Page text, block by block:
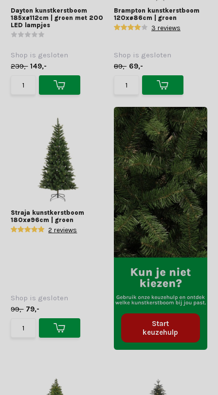
Dayton kunstkerstboom
185xø112cm | groen met 200
LED lampjes
Shop is gesloten
239,- 149,-
Brampton kunstkerstboom
120xø86cm | groen
3 reviews
Shop is gesloten
89,- 69,-
Straja kunstkerstboom
180xø96cm | groen
2 reviews
Shop is gesloten
99,- 79,-
Start
keuzehulp